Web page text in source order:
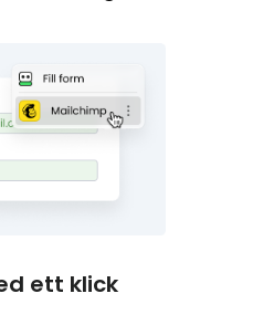
ett klick